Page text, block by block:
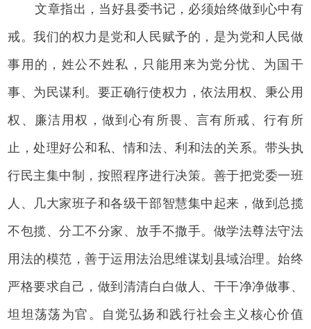
文章指出，当好县委书记，必须始终做到心中有
戒。我们的权力是党和人民赋予的，是为党和人民做
事用的，姓公不姓私，只能用来为党分忧、为国干
事、为民谋利。要正确行使权力，依法用权、秉公用
权、廉洁用权，做到心有所畏、言有所戒、行有所
止，处理好公和私、情和法、利和法的关系。带头执
行民主集中制，按照程序进行决策。善于把党委一班
人、几大家班子和各级干部智慧集中起来，做到总揽
不包揽、分工不分家、放手不撒手。做学法尊法守法
用法的模范，善于运用法治思维谋划县域治理。始终
严格要求自己，做到清清白白做人、干干净净做事、
坦坦荡荡为官。自觉弘扬和践行社会主义核心价值